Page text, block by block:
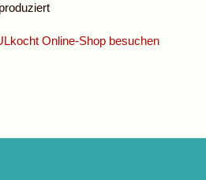
Online-Shop besuchen